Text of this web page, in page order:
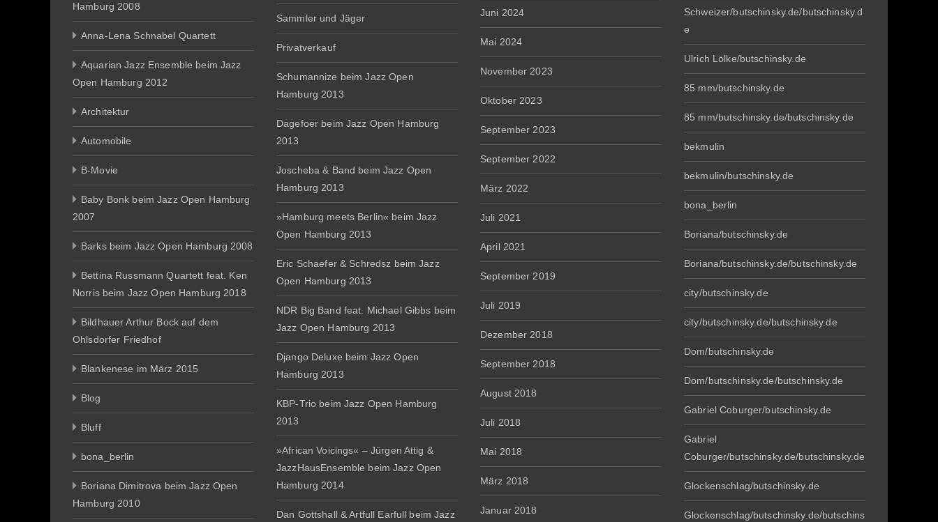
Hamburg 2008
Anna-Lena Schnabel Quartett
Aquarian Jazz Ensemble beim Jazz
Open Hamburg 2012
Architektur
Automobile
B-Movie
Baby Bonk beim Jazz Open Hamburg
2007
Barks beim Jazz Open Hamburg 2008
Bettina Russmann Quartett feat. Ken
Norris beim Jazz Open Hamburg 2018
Bildhauer Arthur Bock auf dem
Ohlsdorfer Friedhof
Blankenese im März 2015
Blog
Bluff
bona_berlin
Boriana Dimitrova beim Jazz Open
Hamburg 2010
Sammler und Jäger
Privatverkauf
Schumannize beim Jazz Open
Hamburg 2013
Dagefoer beim Jazz Open Hamburg
2013
Joscheba & Band beim Jazz Open
Hamburg 2013
»Hamburg meets Berlin« beim Jazz
Open Hamburg 2013
Eric Schaefer & Schredsz beim Jazz
Open Hamburg 2013
NDR Big Band feat. Michael Gibbs beim
Jazz Open Hamburg 2013
Django Deluxe beim Jazz Open
Hamburg 2013
KBP-Trio beim Jazz Open Hamburg
2013
»African Voicings« – Jürgen Attig &
JazzHausEnsemble beim Jazz Open
Hamburg 2014
Dan Gottshall & Artfull Earfull beim Jazz
Juni 2024
Mai 2024
November 2023
Oktober 2023
September 2023
September 2022
März 2022
Juli 2021
April 2021
September 2019
Juli 2019
Dezember 2018
September 2018
August 2018
Juli 2018
Mai 2018
März 2018
Januar 2018
Schweizer/butschinsky.de/butschinsky.d
e
Ulrich Lölke/butschinsky.de
85 mm/butschinsky.de
85 mm/butschinsky.de/butschinsky.de
bekmulin
bekmulin/butschinsky.de
bona_berlin
Boriana/butschinsky.de
Boriana/butschinsky.de/butschinsky.de
city/butschinsky.de
city/butschinsky.de/butschinsky.de
Dom/butschinsky.de
Dom/butschinsky.de/butschinsky.de
Gabriel Coburger/butschinsky.de
Gabriel
Coburger/butschinsky.de/butschinsky.de
Glockenschlag/butschinsky.de
Glockenschlag/butschinsky.de/butschins